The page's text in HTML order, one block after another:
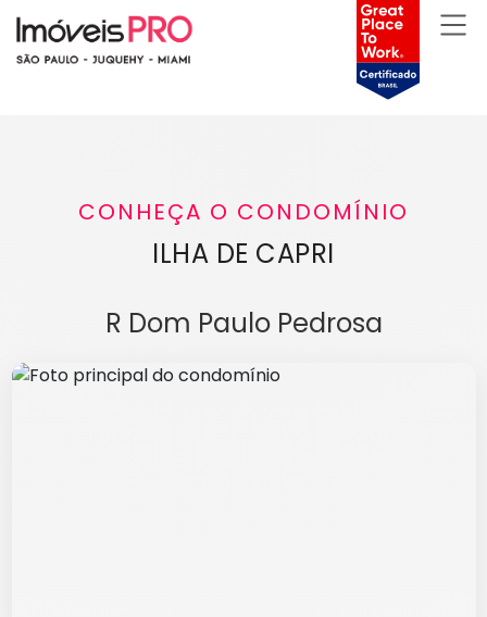
CONHEÇA O CONDOMÍNIO
ILHA DE CAPRI
R Dom Paulo Pedrosa